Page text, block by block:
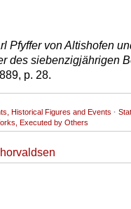
Pfyffer von Altishofen
des siebenzigjährigen
p. 28.
Historical Figures and Events ·
Executed by Others